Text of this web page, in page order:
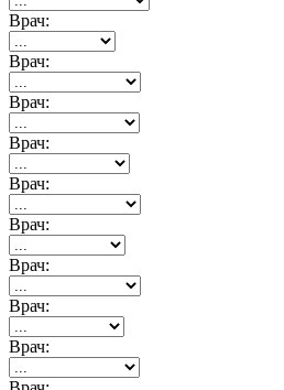
Врач:
Врач:
Врач:
Врач:
Врач:
Врач:
Врач:
Врач:
Врач: